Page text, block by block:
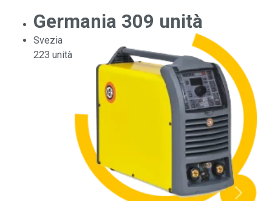
Germania 309 unità
Svezia
223 unità